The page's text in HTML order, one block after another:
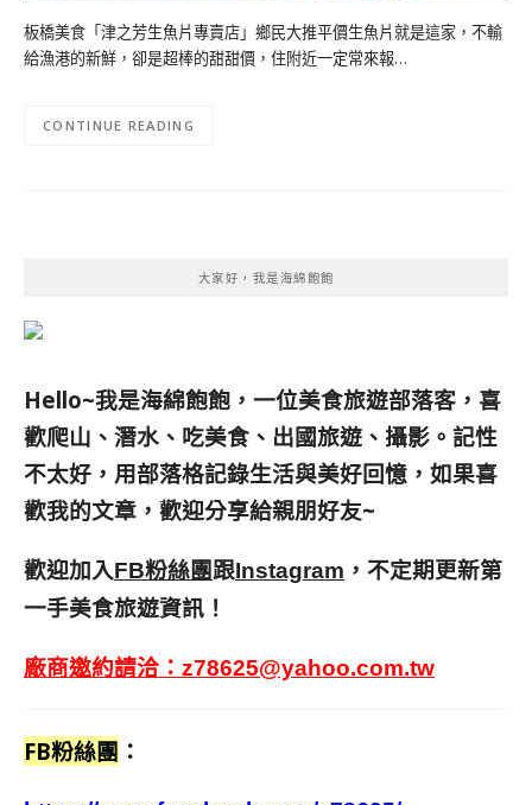
板橋美食「津之芳生魚片專賣店」鄉民大推平價生魚片就是這家，不輸
給漁港的新鮮，卻是超棒的甜甜價，住附近一定常來報…
CONTINUE READING
大家好，我是海綿飽飽
Hello~我是海綿飽飽，一位美食旅遊部落客， 喜
歡爬山、潛水、吃美食、出國旅遊、攝影。 記性
不太好，用部落格記錄生活與美好回憶， 如果喜
歡我的文章，歡迎分享給親朋好友~
歡迎加入FB粉絲團跟Instagram ，不定期更新第
一手美食旅遊資訊！
廠商邀約請洽： z78625@yahoo.com.tw
FB粉絲團 ：